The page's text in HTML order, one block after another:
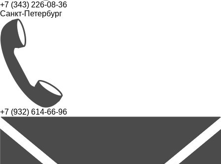
+7 (343) 226-08-36
Санкт-Петербург
+7 (932) 614-66-96